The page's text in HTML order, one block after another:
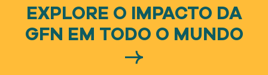
EXPLORE O IMPACTO DA
GFN EM TODO O MUNDO